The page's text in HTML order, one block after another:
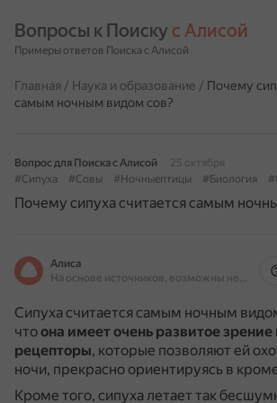
Вопросы к Поиску с Алисой
Примеры ответов Поиска с Алисой
Главная / Наука и образование / Почему
самым ночным видом сов?
Вопрос для Поиска с Алисой
25 октября
#Сипуха
#Совы #Ночныептицы #Биология
Почему сипуха считается самым
Алиса
На основе источников, возможны неточности
Сипуха считается самым ночным
чтоона имеет очень развитое
рецепторы, которые позволяют ей
ночи, прекрасно ориентируясь в
Кроме того, сипуха летает так